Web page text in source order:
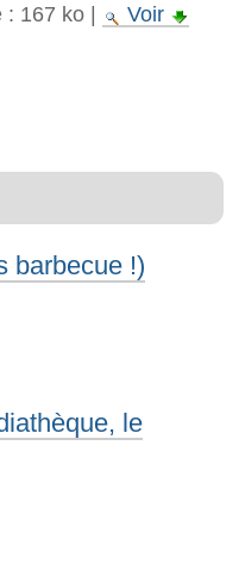
: 167 ko|
Voir
barbecue !)
le